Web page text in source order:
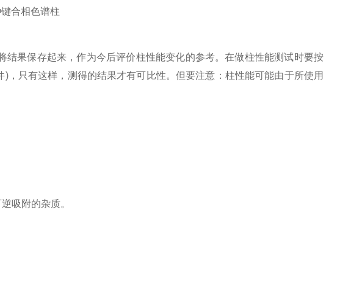
合相色谱柱
结果保存起来，作为今后评价柱性能变化的参考。在做柱性能测试时要按
只有这样，测得的结果才有可比性。但要注意：柱性能可能由于所使用
吸附的杂质。